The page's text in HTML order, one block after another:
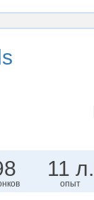
11 л.
опыт